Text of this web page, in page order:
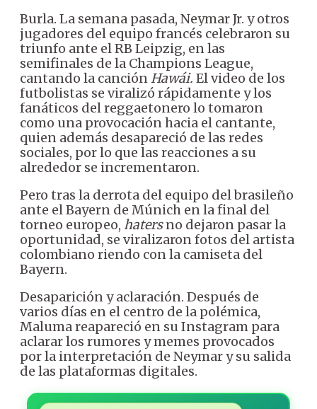
Burla. La semana pasada, Neymar Jr. y otros
jugadores del equipo francés celebraron su
triunfo ante el RB Leipzig, en las
semifinales de la Champions League,
cantando la canciónHawái. El video de los
futbolistas se viralizó rápidamente y los
fanáticos del reggaetonero lo tomaron
como una provocación hacia el cantante,
quien además desapareció de las redes
sociales, por lo que las reacciones a su
alrededor se incrementaron.
Pero tras la derrota del equipo del brasileño
ante el Bayern de Múnich en la final del
torneo europeo, hatersno dejaron pasar la
oportunidad, se viralizaron fotos del artista
colombiano riendo con la camiseta del
Bayern.
Desaparición y aclaración. Después de
varios días en el centro de la polémica,
Maluma reapareció en su Instagram para
aclarar los rumores y memes provocados
por la interpretación de Neymar y su salida
de las plataformas digitales.